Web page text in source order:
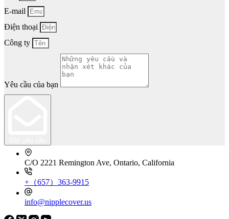
E-mail
Điện thoại
Công ty
Yêu cầu của bạn
C/O 2221 Remington Ave, Ontario, California
+（657）363-9915
info@nipplecover.us